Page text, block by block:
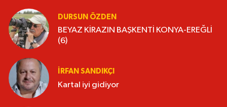
DURSUN ÖZDEN
BEYAZ KİRAZIN BAŞKENTİ KONYA-EREĞLİ
(6)
İRFAN SANDIKÇI
Kartal iyi gidiyor